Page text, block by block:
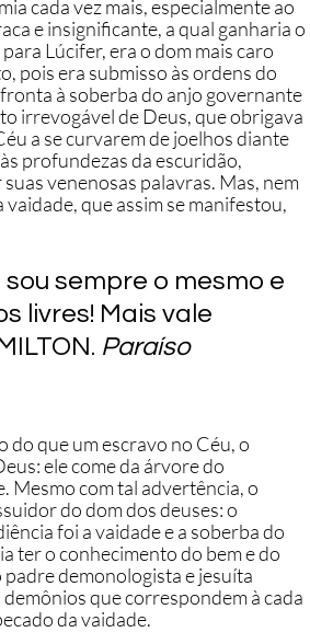
cada vez mais, especialmente ao
e insignificante, a qual ganharia o
Lúcifer, era o dom mais caro
pois era submisso às ordens do
à soberba do anjo governante
irrevogável de Deus, que obrigava
a se curvarem de joelhos diante
profundezas da escuridão,
venenosas palavras. Mas, nem
que assim se manifestou,
sempre o mesmo e
livres! Mais vale
Paraíso
que um escravo no Céu, o
ele come da árvore do
Mesmo com tal advertência, o
do dom dos deuses: o
foi a vaidade e a soberba do
ter o conhecimento do bem e do
demonologista e jesuíta
que correspondem à cada
da vaidade.